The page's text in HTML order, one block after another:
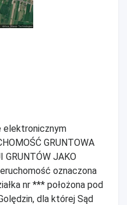
elektronicznym
GRUNTOWA
GRUNTÓW JAKO
oznaczona
nr *** położona pod
dla której Sąd